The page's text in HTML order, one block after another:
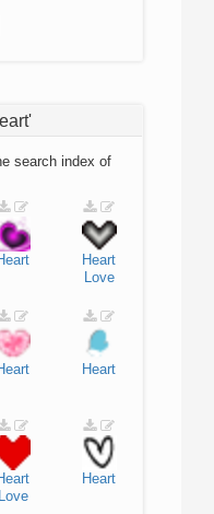
search index of
Heart
Love
Heart
Love
Heart